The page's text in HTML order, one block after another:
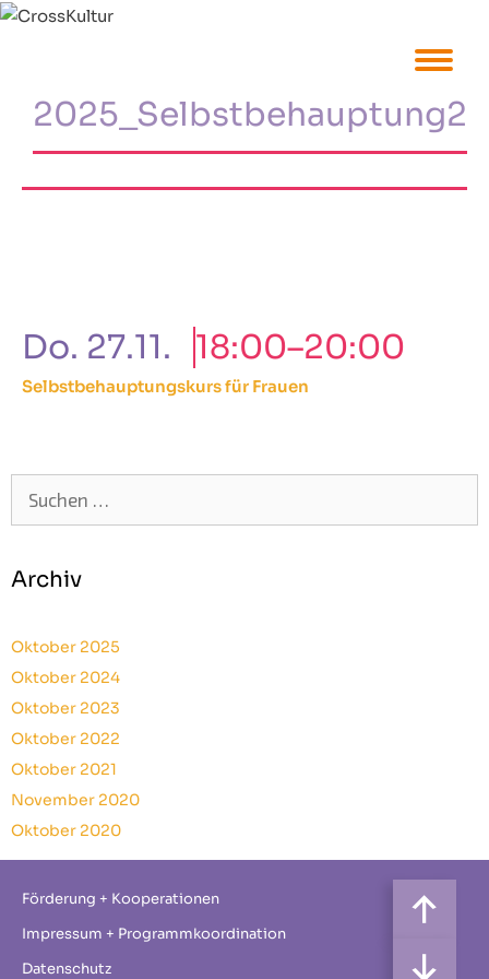
Zum
2025_Selbstbehauptung2
Do. 27.11. 18:00–20:00
Selbstbehauptungskurs für Frauen
Suchen
Archiv
Oktober 2025
Oktober 2024
Oktober 2023
Oktober 2022
Oktober 2021
November 2020
Oktober 2020
Förderung + Kooperationen
Impressum + Programmkoordination
Datenschutz